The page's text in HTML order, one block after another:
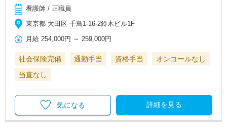
看護師 / 正職員
東京都 大田区 千鳥1-16-2鈴木ビル1F
月給 254,000円 ～ 259,000円
社会保険完備 通勤手当 資格手当
オンコールなし
当直なし
詳細を見る
気になる